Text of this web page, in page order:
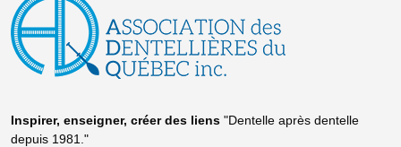
Inspirer, enseigner, créer des liens "Dentelle après dentelle
depuis 1981."